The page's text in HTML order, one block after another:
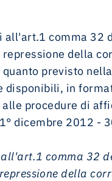
comma 32
della
previsto
disponibili, in
procedure di
dicembre 2012 -
comma 32
della